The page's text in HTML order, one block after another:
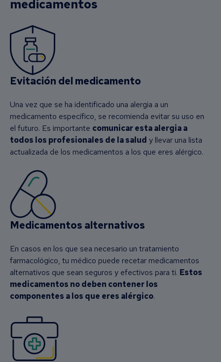
medicamentos
Evitación del medicamento
Una vez que se ha identificado una alergia a un
medicamento específico, se recomienda evitar su uso en
el futuro. Es importante comunicar esta alergia a
todos los profesionales de la salud y llevar una lista
actualizada de los medicamentos a los que eres alérgico.
Medicamentos alternativos
En casos en los que sea necesario un tratamiento
farmacológico, tu médico puede recetar medicamentos
alternativos que sean seguros y efectivos para ti. Estos
medicamentos no deben contener los
componentes a los que eres alérgico.